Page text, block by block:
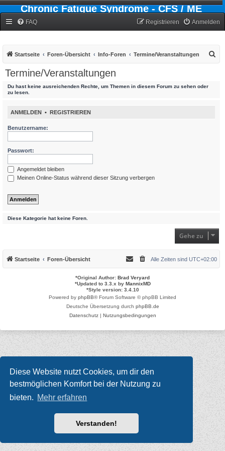
Diese Website nutzt Cookies, um dir den
bestmöglichen Komfort bei der Nutzung zu
bieten. Mehr erfahren
Verstanden!
Chronic Fatigue Syndrome - CFS / ME
FAQ Anmelden
Registrieren
Startseite Foren-Übersicht Info-Foren Termine/Veranstaltungen
Termine/Veranstaltungen
Du hast keine ausreichenden Rechte, um Themen in diesem Forum zu sehen oder
zu lesen.
ANMELDEN • REGISTRIEREN
Benutzername:
Passwort:
Angemeldet bleiben
Meinen Online-Status während dieser Sitzung verbergen
Diese Kategorie hat keine Foren.
Gehe zu
Startseite Foren-Übersicht Alle Zeiten sind UTC+02:00
*Original Author: Brad Veryard
*Updated to 3.3.x by MannixMD
*Style version: 3.4.10
Powered by phpBB® Forum Software © phpBB Limited
Deutsche Übersetzung durch phpBB.de
Datenschutz| Nutzungsbedingungen